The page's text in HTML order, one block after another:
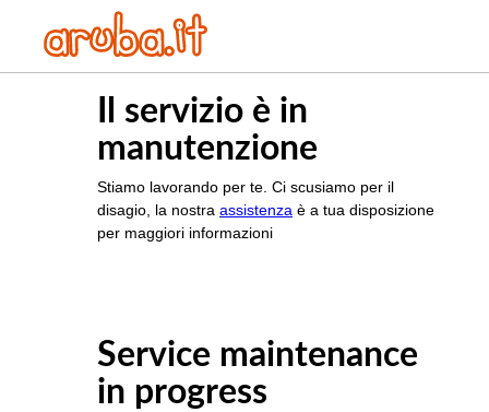
Il servizio è in
manutenzione
Stiamo lavorando per te. Ci scusiamo per il
disagio, la nostra assistenza è a tua disposizione
per maggiori informazioni
Service maintenance
in progress